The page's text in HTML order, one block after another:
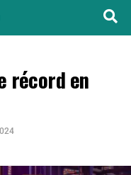
récord en